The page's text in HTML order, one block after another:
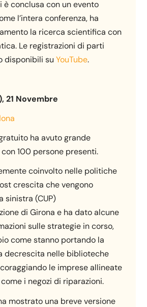
è conclusa con un evento
l’intera conferenza, ha
la ricerca scientifica con
Le registrazioni di parti
disponibili suYouTube.
21 Novembre
ha avuto grande
100 persone presenti.
coinvolto nelle politiche
crescita che vengono
sinistra (CUP)
di Girona e ha dato alcune
sulle strategie in corso,
come stanno portando la
decrescita nelle biblioteche
le imprese allineate
i negozi di riparazioni.
mostrato una breve versione